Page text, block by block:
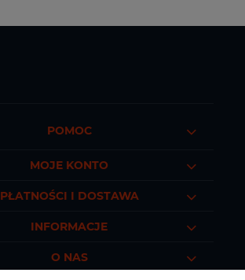
POMOC
MOJE KONTO
PŁATNOŚCI I DOSTAWA
INFORMACJE
O NAS